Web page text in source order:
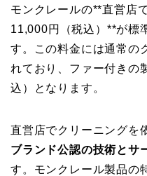
モンクレールの**直営店
11,000円（税込）**が標
す。この料金には通常の
れており、ファー付きの
込）となります。
直営店でクリーニングを
ブランド公認の技術とサ
す。モンクレール製品の